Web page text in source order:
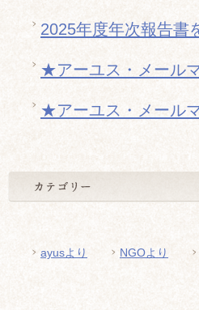
2025年度年次報告書
★アーユス・メール
★アーユス・メール
ayusより NGOより